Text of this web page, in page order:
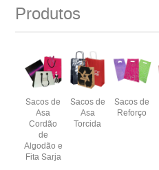
Produtos
Sacos de
Asa
Cordão
de
Algodão e
Fita Sarja
Sacos de
Asa
Torcida
Sacos de
Reforço